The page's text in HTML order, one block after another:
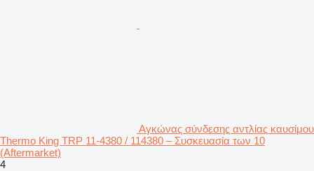
Αγκώνας σύνδεσης αντλίας καυσίμου
Thermo King TRP 11-4380 / 114380 – Συσκευασία των 10
(Aftermarket)
4